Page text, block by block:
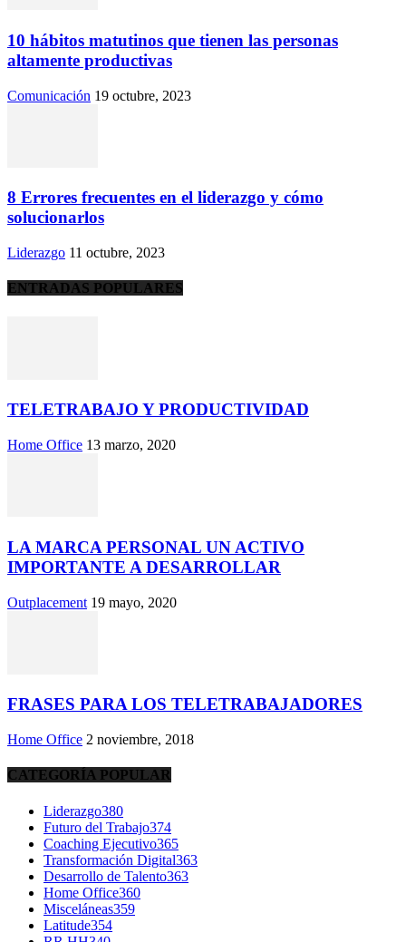
10 hábitos matutinos que tienen las personas
altamente productivas
Comunicación 19 octubre, 2023
8 Errores frecuentes en el liderazgo y cómo
solucionarlos
Liderazgo 11 octubre, 2023
ENTRADAS POPULARES
TELETRABAJO Y PRODUCTIVIDAD
Home Office 13 marzo, 2020
LA MARCA PERSONAL UN ACTIVO
IMPORTANTE A DESARROLLAR
Outplacement 19 mayo, 2020
FRASES PARA LOS TELETRABAJADORES
Home Office 2 noviembre, 2018
CATEGORÍA POPULAR
Liderazgo380
Futuro del Trabajo374
Coaching Ejecutivo365
Transformación Digital363
Desarrollo de Talento363
Home Office360
Misceláneas359
Latitude354